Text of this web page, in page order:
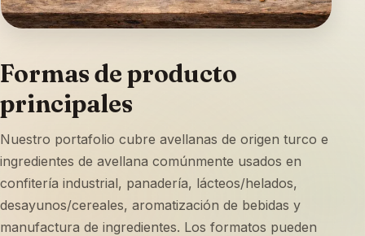
Formas de producto
principales
Nuestro portafolio cubre avellanas de origen turco e
ingredientes de avellana comúnmente usados en
confitería industrial, panadería, lácteos/helados,
desayunos/cereales, aromatización de bebidas y
manufactura de ingredientes. Los formatos pueden